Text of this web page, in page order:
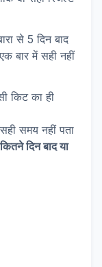
से 5 दिन बाद
बार में सही नहीं
किट का ही
समय नहीं पता
दिन बाद या